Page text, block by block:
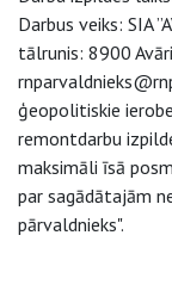
Darbus veiks: SIA
tālrunis: 8900
ģeopolitiskie
remontdarbu
maksimāli īsā
par sagādātajām
pārvaldnieks".